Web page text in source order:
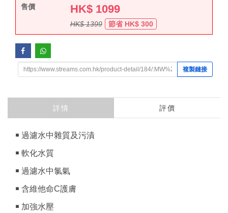
售價 HK$ 1099
HK$ 1399 節省 HK$ 300
複製鏈接
詳情 評價
￭ 過濾水中雜質及污漬
￭ 軟化水質
￭ 過濾水中氯氣
￭ 含維他命C護膚
￭ 加強水壓